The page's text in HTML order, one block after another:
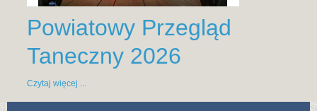
Powiatowy Przegląd
Taneczny 2026
Czytaj więcej ...